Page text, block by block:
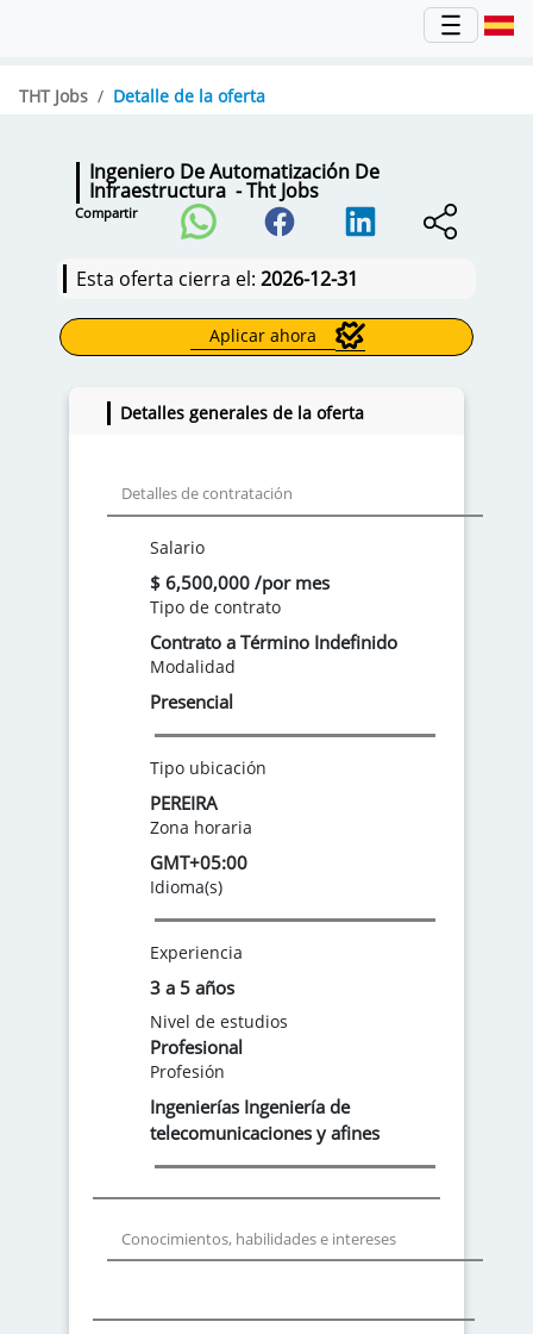
THT Jobs Detalle de la oferta
Ingeniero De Automatización De
Infraestructura - Tht Jobs
Compartir
Esta oferta cierra el: 2026-12-31
Aplicar ahora
Detalles generales de la oferta
Detalles de contratación
Salario
$ 6,500,000 /por mes
Tipo de contrato
Contrato a Término Indefinido
Modalidad
Presencial
Tipo ubicación
PEREIRA
Zona horaria
GMT+05:00
Idioma(s)
Experiencia
3 a 5 años
Nivel de estudios
Profesional
Profesión
Ingenierías Ingeniería de
telecomunicaciones y afines
Conocimientos, habilidades e intereses